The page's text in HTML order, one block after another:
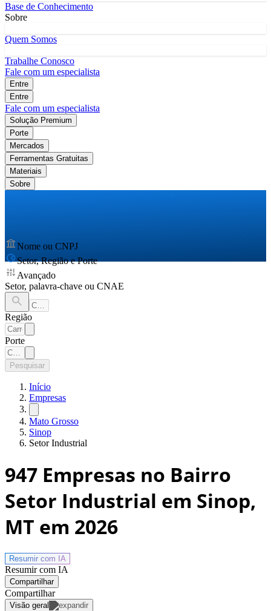
Base de Conhecimento
Sobre
Quem Somos
Trabalhe Conosco
Fale com um especialista
Entre
Entre
Fale com um especialista
Solução Premium
Porte
Mercados
Ferramentas Gratuitas
Materiais
Sobre
Nome ou CNPJ
Setor, Região e Porte
Avançado
Setor, palavra-chave ou CNAE
Região
Porte
Pesquisar
Início
Empresas
Mato Grosso
Sinop
Setor Industrial
947 Empresas no Bairro
Setor Industrial em Sinop,
MT em 2026
Resumir com IA
Resumir com IA
Compartilhar
Compartilhar
Visão geral